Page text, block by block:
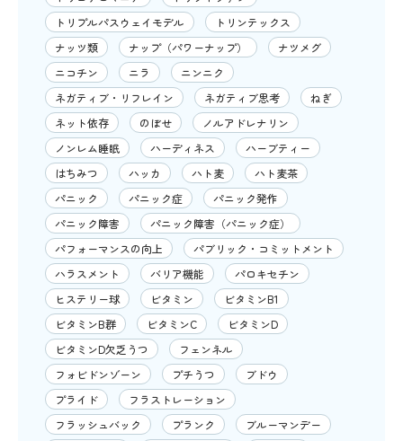
トリプルパスウェイモデル
トリンテックス
ナッツ類
ナップ（パワーナップ）
ナツメグ
ニコチン
ニラ
ニンニク
ネガティブ・リフレイン
ネガティブ思考
ねぎ
ネット依存
のぼせ
ノルアドレナリン
ノンレム睡眠
ハーディネス
ハーブティー
はちみつ
ハッカ ハト麦
ハト麦茶
パニック
パニック症
パニック発作
パニック障害
パニック障害（パニック症）
パフォーマンスの向上
パブリック・コミットメント
ハラスメント
バリア機能
パロキセチン
ヒステリー球
ビタミン
ビタミンB1
ビタミンB群
ビタミンC
ビタミンD
ビタミンD欠乏うつ
フェンネル
フォビドンゾーン
プチうつ
ブドウ
プライド
フラストレーション
フラッシュバック
プランク
ブルーマンデー